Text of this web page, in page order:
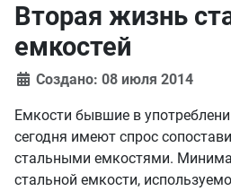
Вторая жизнь
емкостей
Создано: 08 июля 2014
Емкости бывшие в
сегодня имеют спрос
стальными емкостями.
стальной емкости,